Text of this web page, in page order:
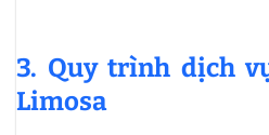
3. Quy trình dịch
Limosa